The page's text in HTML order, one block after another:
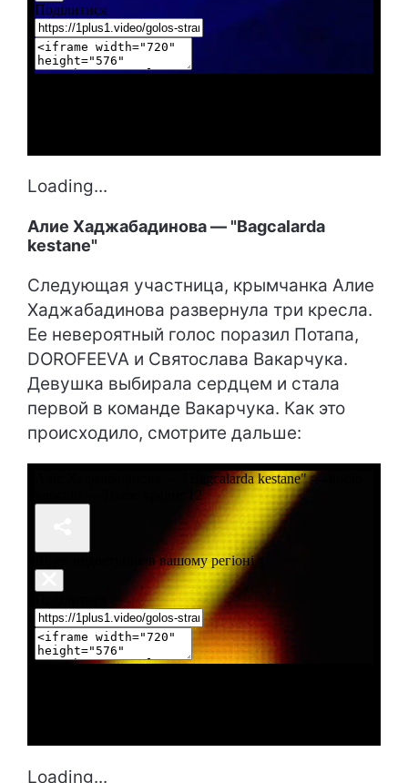
Loading...
Алие Хаджабадинова — "Bagcalarda
kestane"
Следующая участница, крымчанка Алие
Хаджабадинова развернула три кресла.
Ее невероятный голос поразил Потапа,
DOROFEEVA и Святослава Вакарчука.
Девушка выбирала сердцем и стала
первой в команде Вакарчука. Как это
происходило, смотрите дальше:
Loading...